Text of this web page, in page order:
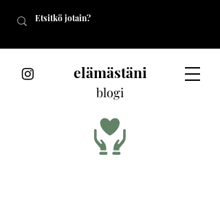
elämästäni
blogi